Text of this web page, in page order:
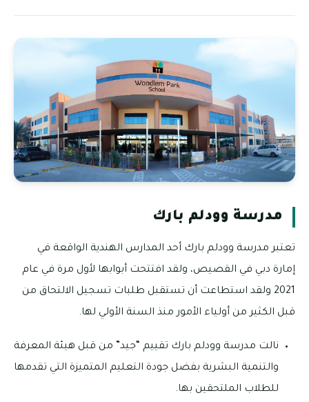
مدرسة وودلم بارك
تعتبر مدرسة وودلم بارك أحد المدارس الهندية الواقعة في
إمارة دبي في القصيص، ولقد افتتحت أبوابها لأول مرة في عام
2021 ولقد استطاعت أن تستقبل طلبات تسجيل الالتحاق من
قبل الكثير من أولياء الأمور منذ السنة الأولي لها.
نالت مدرسة وودلم بارك تقييم “جيد” من قبل هيئة المعرفة
والتنمية البشرية بفضل جودة التعليم المتميزة التي تقدمها
للطلاب الملتحقين بها.